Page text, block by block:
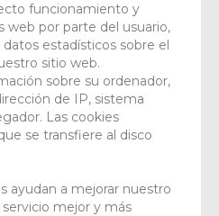
funcionamiento y
web por parte del usuario,
estadísticos sobre el
sitio web.
sobre su ordenador,
de IP, sistema
Las cookies
se transfiere al disco
ayudan a mejorar nuestro
mejor y más